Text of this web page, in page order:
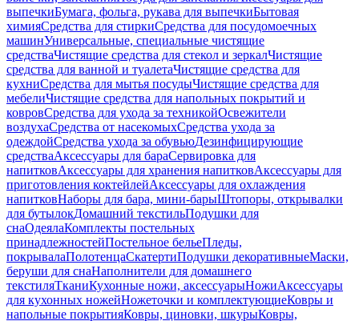
выпечкиБумага, фольга, рукава для выпечкиБытовая
химияСредства для стиркиСредства для посудомоечных
машинУниверсальные, специальные чистящие
средстваЧистящие средства для стекол и зеркалЧистящие
средства для ванной и туалетаЧистящие средства для
кухниСредства для мытья посудыЧистящие средства для
мебелиЧистящие средства для напольных покрытий и
ковровСредства для ухода за техникойОсвежители
воздухаСредства от насекомыхСредства ухода за
одеждойСредства ухода за обувьюДезинфицирующие
средстваАксессуары для бараСервировка для
напитковАксессуары для хранения напитковАксессуары для
приготовления коктейлейАксессуары для охлаждения
напитковНаборы для бара, мини-барыШтопоры, открывалки
для бутылокДомашний текстильПодушки для
снаОдеялаКомплекты постельных
принадлежностейПостельное бельеПледы,
покрывалаПолотенцаСкатертиПодушки декоративныеМаски,
беруши для снаНаполнители для домашнего
текстиляТканиКухонные ножи, аксессуарыНожиАксессуары
для кухонных ножейНожеточки и комплектующиеКовры и
напольные покрытияКовры, циновки, шкурыКовры,